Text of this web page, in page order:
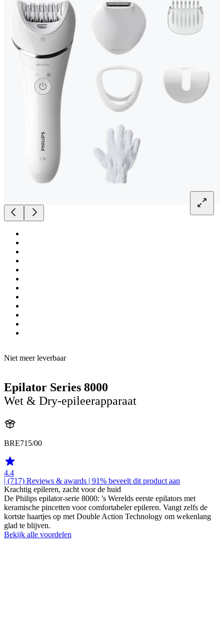
Niet meer leverbaar
Epilator Series 8000
Wet & Dry-epileerapparaat
BRE715/00
4.4
| (717) Reviews & awards | 91% beveelt dit product aan
Krachtig epileren, zacht voor de huid
De Philips epilator-serie 8000: 's Werelds eerste epilators met
keramische pincetten voor comfortabeler epileren. Vangt zelfs de
kortste haartjes op met Double Action Technology om wekenlang
glad te blijven.
Bekijk alle voordelen